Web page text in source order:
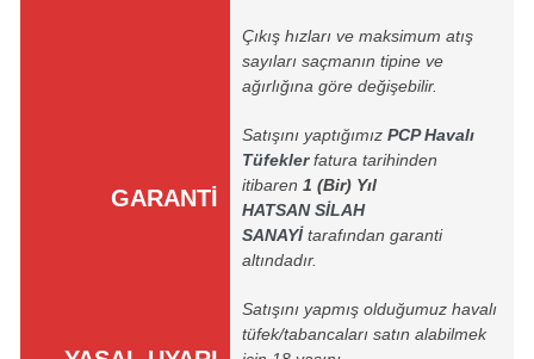
Çıkış hızları ve maksimum atış
sayıları saçmanın tipine ve
ağırlığına göre değişebilir.
GARANTİ
Satışını yaptığımız PCP Havalı
Tüfeklerfatura tarihinden
itibaren 1 (Bir) Yıl
HATSAN SİLAH
SANAYİtarafından garanti
altındadır.
Satışını yapmış olduğumuz havalı
tüfek/tabancaları satın alabilmek